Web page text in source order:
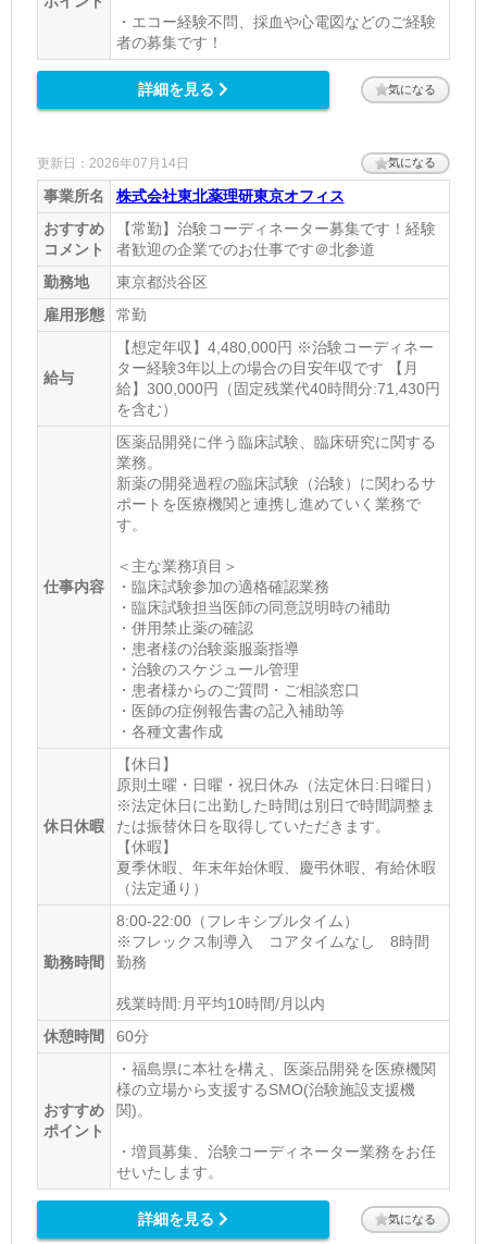
・エコー経験不問、採血や心電図などのご経験
者の募集です！
詳細を見る 気になる
更新日：2026年07月14日 気になる
事業所名
株式会社東北薬理研東京オフィス
おすすめ
コメント
【常勤】治験コーディネーター募集です！経験
者歓迎の企業でのお仕事です＠北参道
勤務地
東京都渋谷区
雇用形態
常勤
給与
【想定年収】4,480,000円 ※治験コーディネー
ター経験3年以上の場合の目安年収です 【月
給】300,000円（固定残業代40時間分:71,430円
を含む）
仕事内容
医薬品開発に伴う臨床試験、臨床研究に関する
業務。
新薬の開発過程の臨床試験（治験）に関わるサ
ポートを医療機関と連携し進めていく業務で
す。
＜主な業務項目＞
・臨床試験参加の適格確認業務
・臨床試験担当医師の同意説明時の補助
・併用禁止薬の確認
・患者様の治験薬服薬指導
・治験のスケジュール管理
・患者様からのご質問・ご相談窓口
・医師の症例報告書の記入補助等
・各種文書作成
休日休暇
【休日】
原則土曜・日曜・祝日休み（法定休日:日曜日）
※法定休日に出勤した時間は別日で時間調整ま
たは振替休日を取得していただきます。
【休暇】
夏季休暇、年末年始休暇、慶弔休暇、有給休暇
（法定通り）
勤務時間
8:00-22:00（フレキシブルタイム）
※フレックス制導入 コアタイムなし 8時間
勤務
残業時間:月平均10時間/月以内
休憩時間
60分
おすすめ
ポイント
・福島県に本社を構え、医薬品開発を医療機関
様の立場から支援するSMO(治験施設支援機
関)。
・増員募集、治験コーディネーター業務をお任
せいたします。
詳細を見る 気になる